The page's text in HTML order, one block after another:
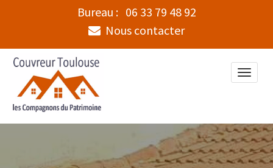
Bureau : 06 33 79 48 92
Nous contacter
Toggle